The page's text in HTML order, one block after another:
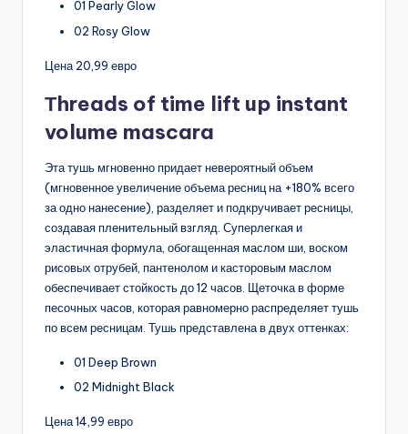
01 Pearly Glow
02 Rosy Glow
Цена 20,99 евро
Тhreads of time lift up instant
volume mascara
Эта тушь мгновенно придает невероятный объем
(мгновенное увеличение объема ресниц на +180% всего
за одно нанесение), разделяет и подкручивает ресницы,
создавая пленительный взгляд. Суперлегкая и
эластичная формула, обогащенная маслом ши, воском
рисовых отрубей, пантенолом и касторовым маслом
обеспечивает стойкость до 12 часов. Щеточка в форме
песочных часов, которая равномерно распределяет тушь
по всем ресницам. Тушь представлена в двух оттенках:
01 Deep Brown
02 Midnight Black
Цена 14,99 евро